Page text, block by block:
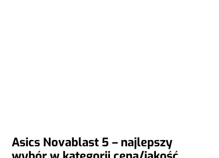
Asics Novablast 5 – najlepszy